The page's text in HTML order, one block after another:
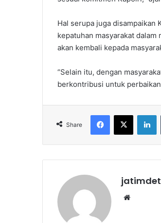
Hal serupa juga disampaikan
kepatuhan masyarakat dalam
akan kembali kepada
“Selain itu, dengan
berkontribusi untuk
Share
Facebook
X